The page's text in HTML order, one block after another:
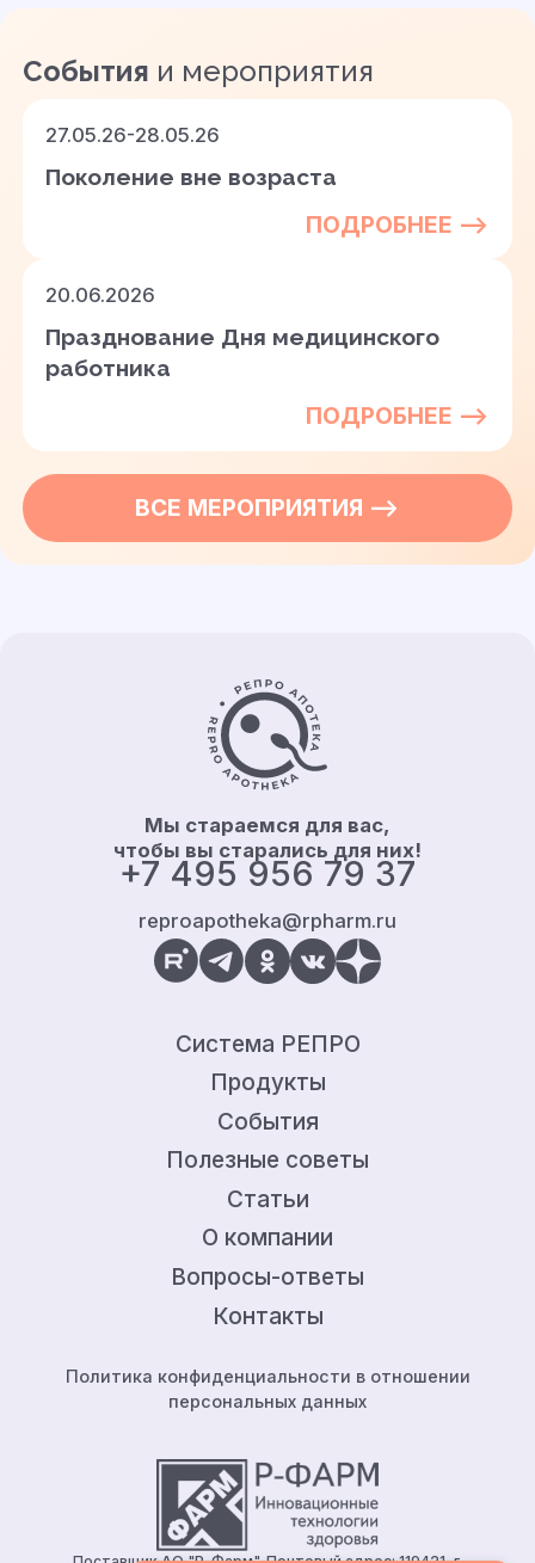
События и мероприятия
ВСЕ МЕРОПРИЯТИЯ —>
27.05.26-28.05.26
Поколение вне возраста
ПОДРОБНЕЕ —>
20.06.2026
Празднование Дня медицинского
работника
ПОДРОБНЕЕ —>
Контакты и информация
+7 495 956 79 37
reproapotheka@rpharm.ru
Мы стараемся для вас,
чтобы вы старались для них!
Система РЕПРО
Продукты
События
Полезные советы
Статьи
О компании
Вопросы-ответы
Контакты
Политика конфиденциальности в отношении
персональных данных